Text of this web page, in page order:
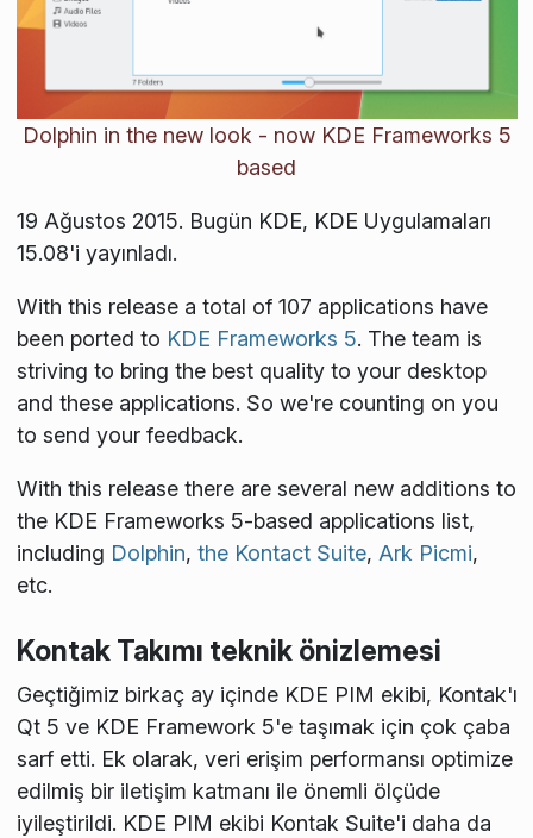
Dolphin in the new look - now KDE Frameworks 5
based
19 Ağustos 2015. Bugün KDE, KDE Uygulamaları
15.08'i yayınladı.
With this release a total of 107 applications have
been ported to KDE Frameworks 5. The team is
striving to bring the best quality to your desktop
and these applications. So we're counting on you
to send your feedback.
With this release there are several new additions to
the KDE Frameworks 5-based applications list,
including Dolphin, the Kontact Suite, Ark Picmi,
etc.
Kontak Takımı teknik önizlemesi
Geçtiğimiz birkaç ay içinde KDE PIM ekibi, Kontak'ı
Qt 5 ve KDE Framework 5'e taşımak için çok çaba
sarf etti. Ek olarak, veri erişim performansı optimize
edilmiş bir iletişim katmanı ile önemli ölçüde
iyileştirildi. KDE PIM ekibi Kontak Suite'i daha da